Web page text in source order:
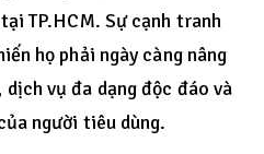
TP.HCM. Sự cạnh tranh
họ phải ngày càng nâng
vụ đa dạng độc đáo và
người tiêu dùng.